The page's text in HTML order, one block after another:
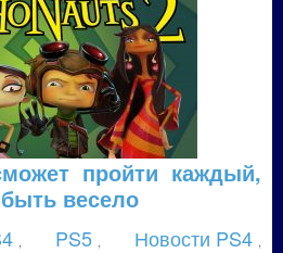
пройти каждый,
весело
PS5 Новости PS4